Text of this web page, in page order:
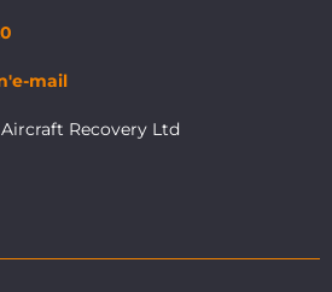
mail
Recovery Ltd